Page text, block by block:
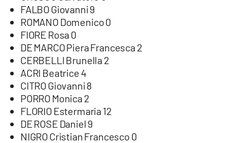
FALBO Giovanni 9
ROMANO Domenico 0
FIORE Rosa 0
DE MARCO Piera Francesca 2
CERBELLI Brunella 2
ACRI Beatrice 4
CITRO Giovanni 8
PORRO Monica 2
FLORIO Estermaria 12
DE ROSE Daniel 9
NIGRO Cristian Francesco 0